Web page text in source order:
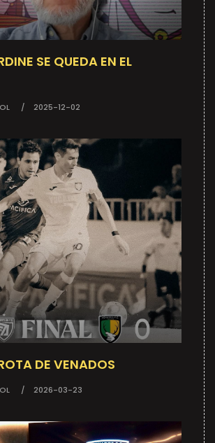
SE QUEDA EN EL
2025-12-02
DE VENADOS
2026-03-23